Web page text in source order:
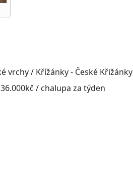
vrchy / Křížánky - České Křižánky
/ chalupa za týden